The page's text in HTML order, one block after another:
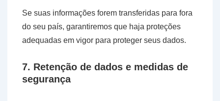
Se suas informações forem transferidas para fora
do seu país, garantiremos que haja proteções
adequadas em vigor para proteger seus dados.
7. Retenção de dados e medidas de
segurança